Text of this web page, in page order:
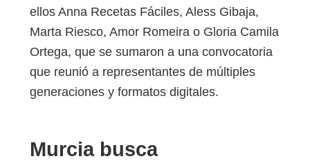
ellos Anna Recetas Fáciles, Aless Gibaja,
Marta Riesco, Amor Romeira o Gloria Camila
Ortega, que se sumaron a una convocatoria
que reunió a representantes de múltiples
generaciones y formatos digitales.
Murcia busca